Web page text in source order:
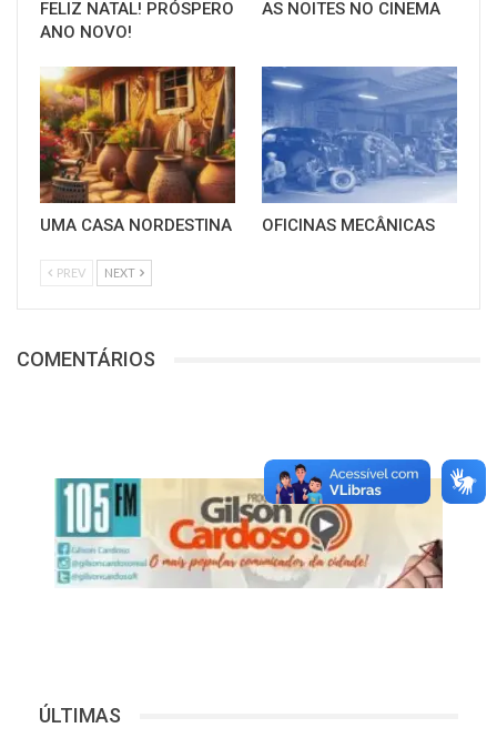
FELIZ NATAL! PRÓSPERO
ANO NOVO!
AS NOITES NO CINEMA
UMA CASA NORDESTINA OFICINAS MECÂNICAS
PREV NEXT
COMENTÁRIOS
ÚLTIMAS